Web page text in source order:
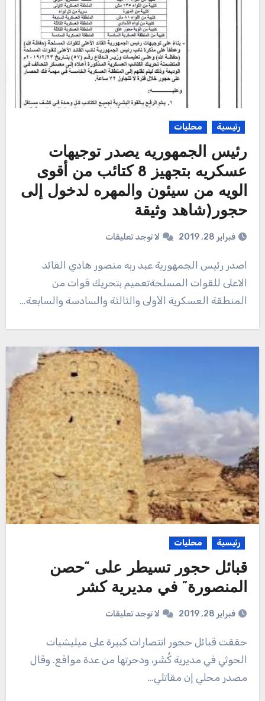
رئيسية محليات
رئيس الجمهوريه يصدر توجيهات
عسكريه بتجهيز 8 كتائب من أقوى
الويه من سيئون والمهره لدخول إلى
حجور(شاهد وثيقة
فبراير 28, 2019 لا توجد تعليقات
الاعلى للقوات المسلحةتعميم بتحريك قوات من
المنطقة العسكرية الأولى والثالثة والسادسة والسابعة…
رئيسية محليات
قبائل حجور تسيطر على “حصن
المنصورة” في مديرية كشر
فبراير 28, 2019 لا توجد تعليقات
حققت قبائل حجور انتصارات كبيرة على ميليشيات
الحوثي في مديرية كُشَر، ودحرتها من عدة مواقع. وقال
مصدر محلي إن مقاتلي…